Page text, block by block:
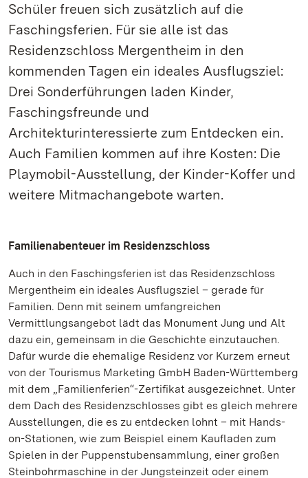
Schüler freuen sich zusätzlich auf die
Faschingsferien. Für sie alle ist das
Residenzschloss Mergentheim in den
kommenden Tagen ein ideales Ausflugsziel:
Drei Sonderführungen laden Kinder,
Faschingsfreunde und
Architekturinteressierte zum Entdecken ein.
Auch Familien kommen auf ihre Kosten: Die
Playmobil-Ausstellung, der Kinder-Koffer und
weitere Mitmachangebote warten.
Familienabenteuer im Residenzschloss
Auch in den Faschingsferien ist das Residenzschloss
Mergentheim ein ideales Ausflugsziel – gerade für
Familien. Denn mit seinem umfangreichen
Vermittlungsangebot lädt das Monument Jung und Alt
dazu ein, gemeinsam in die Geschichte einzutauchen.
Dafür wurde die ehemalige Residenz vor Kurzem erneut
von der Tourismus Marketing GmbH Baden-Württemberg
mit dem „Familienferien“-Zertifikat ausgezeichnet. Unter
dem Dach des Residenzschlosses gibt es gleich mehrere
Ausstellungen, die es zu entdecken lohnt – mit Hands-
on-Stationen, wie zum Beispiel einem Kaufladen zum
Spielen in der Puppenstubensammlung, einer großen
Steinbohrmaschine in der Jungsteinzeit oder einem